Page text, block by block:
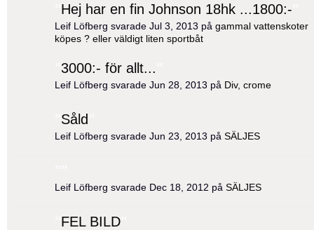
Hej har en fin Johnson 18hk ...1800:-
Leif Löfberg svarade Jul 3, 2013 på gammal vattenskoter
köpes ? eller väldigt liten sportbåt
3000:- för allt...
Leif Löfberg svarade Jun 28, 2013 på Div, crome
Såld
Leif Löfberg svarade Jun 23, 2013 på SÄLJES
Leif Löfberg svarade Dec 18, 2012 på SÄLJES
FEL BILD